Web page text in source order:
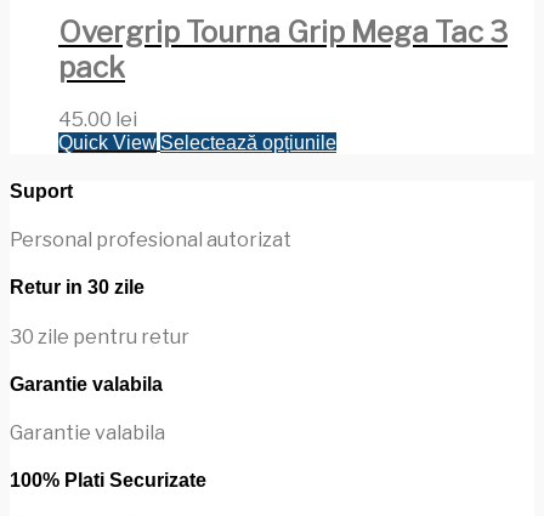
Overgrip Tourna Grip Mega Tac 3
pack
45.00 lei
Quick View Selectează opțiunileAcest
Suport
Personal profesional autorizat
Retur in 30 zile
30 zile pentru retur
Garantie valabila
Garantie valabila
100% Plati Securizate